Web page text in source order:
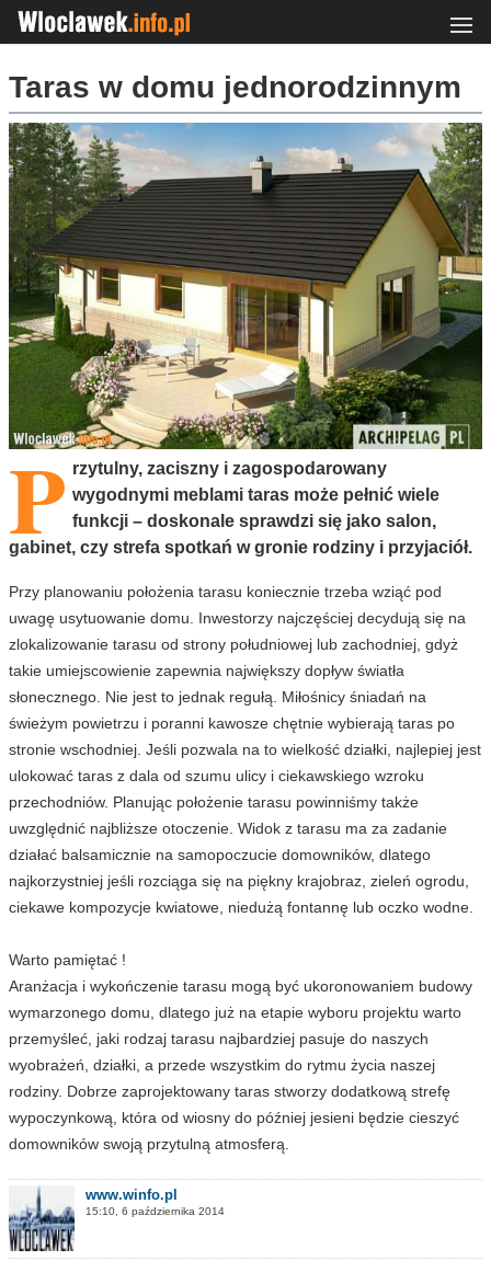
Taras w domu jednorodzinnym
P rzytulny, zaciszny i zagospodarowany
wygodnymi meblami taras może pełnić wiele
funkcji – doskonale sprawdzi się jako salon,
gabinet, czy strefa spotkań w gronie rodziny i przyjaciół.
Przy planowaniu położenia tarasu koniecznie trzeba wziąć pod
uwagę usytuowanie domu. Inwestorzy najczęściej decydują się na
zlokalizowanie tarasu od strony południowej lub zachodniej, gdyż
takie umiejscowienie zapewnia największy dopływ światła
słonecznego. Nie jest to jednak regułą. Miłośnicy śniadań na
świeżym powietrzu i poranni kawosze chętnie wybierają taras po
stronie wschodniej. Jeśli pozwala na to wielkość działki, najlepiej jest
ulokować taras z dala od szumu ulicy i ciekawskiego wzroku
przechodniów. Planując położenie tarasu powinniśmy także
uwzględnić najbliższe otoczenie. Widok z tarasu ma za zadanie
działać balsamicznie na samopoczucie domowników, dlatego
najkorzystniej jeśli rozciąga się na piękny krajobraz, zieleń ogrodu,
ciekawe kompozycje kwiatowe, niedużą fontannę lub oczko wodne.
Warto pamiętać !
Aranżacja i wykończenie tarasu mogą być ukoronowaniem budowy
wymarzonego domu, dlatego już na etapie wyboru projektu warto
przemyśleć, jaki rodzaj tarasu najbardziej pasuje do naszych
wyobrażeń, działki, a przede wszystkim do rytmu życia naszej
rodziny. Dobrze zaprojektowany taras stworzy dodatkową strefę
wypoczynkową, która od wiosny do później jesieni będzie cieszyć
domowników swoją przytulną atmosferą.
www.winfo.pl
15:10, 6 października 2014